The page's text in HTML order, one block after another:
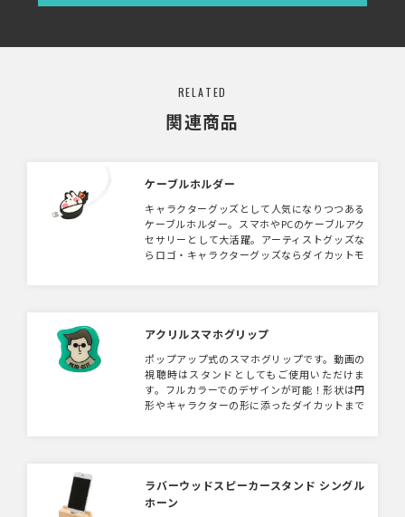
RELATED
関連商品
ケーブルホルダー
キャラクターグッズとして人気になりつつある
ケーブルホルダー。スマホやPCのケーブルアク
セサリーとして大活躍。アーティストグッズな
らロゴ・キャラクターグッズならダイカットモ
アクリルスマホグリップ
ポップアップ式のスマホグリップです。動画の
視聴時はスタンドとしてもご使用いただけま
す。フルカラーでのデザインが可能！形状は円
形やキャラクターの形に添ったダイカットまで
ラバーウッドスピーカースタンド シングル
ホーン